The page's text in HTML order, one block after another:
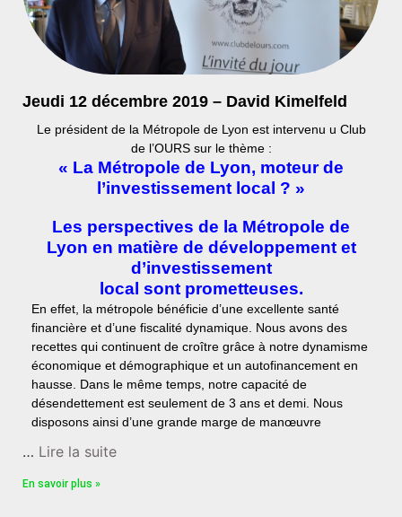
Jeudi 12 décembre 2019 – David Kimelfeld
Le président de la Métropole de Lyon est intervenu u Club
de l’OURS sur le thème :
« La Métropole de Lyon, moteur de
l’investissement local ? »
Les perspectives de la Métropole de
Lyon en matière de développement et
d’investissement
local sont prometteuses.
En effet, la métropole bénéficie d’une excellente santé
financière et d’une fiscalité dynamique. Nous avons des
recettes qui continuent de croître grâce à notre dynamisme
économique et démographique et un autofinancement en
hausse. Dans le même temps, notre capacité de
désendettement est seulement de 3 ans et demi. Nous
disposons ainsi d’une grande marge de manœuvre
… Lire la suite
En savoir plus »